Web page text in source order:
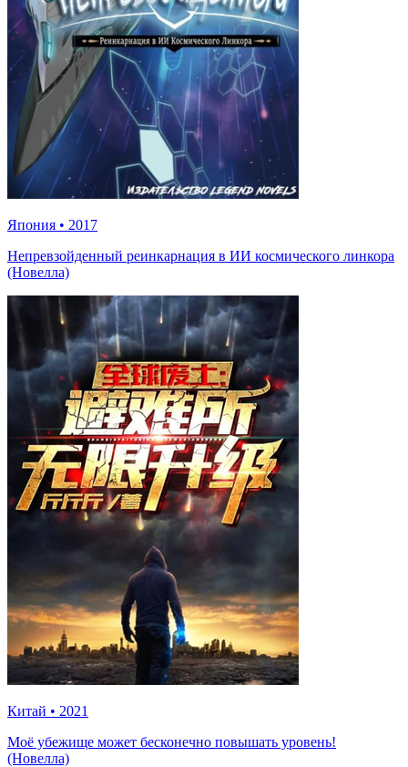
Япония • 2017
Непревзойденный реинкарнация в ИИ космического линкора
(Новелла)
Китай • 2021
Моё убежище может бесконечно повышать уровень!
(Новелла)